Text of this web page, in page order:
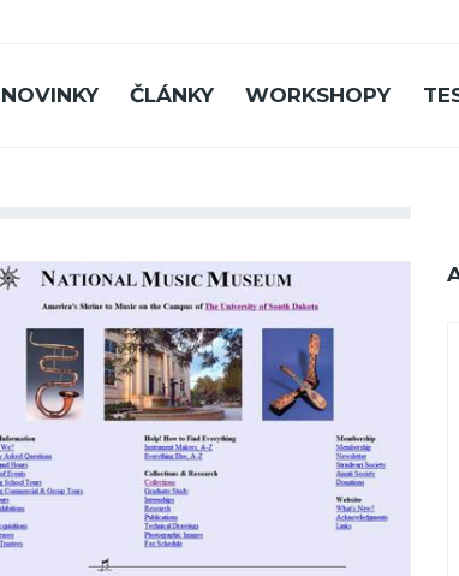
NOVINKY ČLÁNKY WORKSHOPY